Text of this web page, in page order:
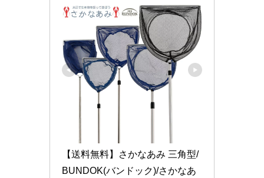
【送料無料】さかなあみ 三角型/
BUNDOK(バンドック)/さかなあ